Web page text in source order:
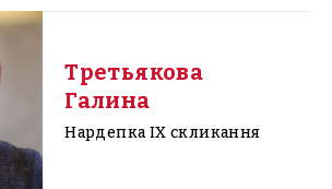
Третьякова
Галина
Нардепка IX скликання